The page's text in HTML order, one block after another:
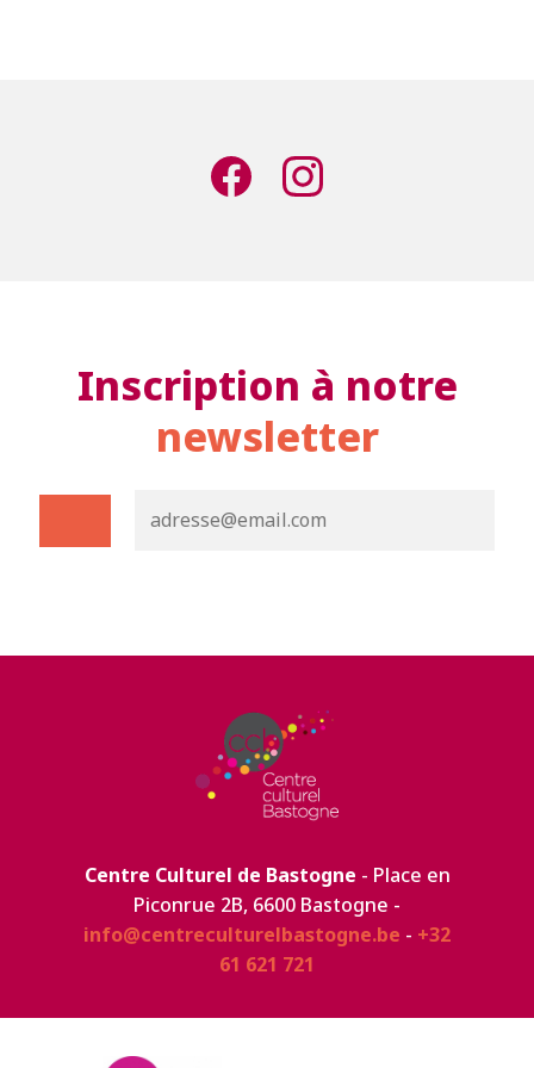
Inscription à notre
newsletter
Centre Culturel de Bastogne - Place en
Piconrue 2B, 6600 Bastogne -
info@centreculturelbastogne.be - +32
61 621 721